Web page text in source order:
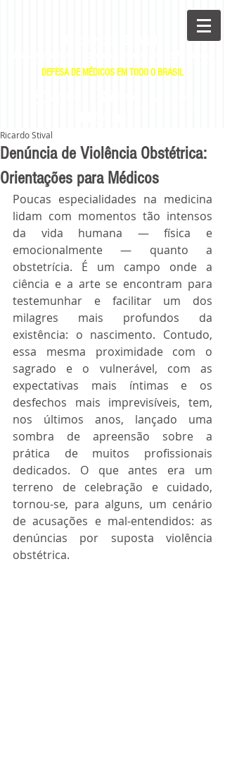
DEFESA DE MÉDICOS EM TODO O BRASIL
Denúncia de Violência Obstétrica:
Orientações para Médicos
Ricardo Stival
Poucas especialidades na medicina
lidam com momentos tão intensos
da vida humana — física e
emocionalmente — quanto a
obstetrícia. É um campo onde a
ciência e a arte se encontram para
testemunhar e facilitar um dos
milagres mais profundos da
existência: o nascimento. Contudo,
essa mesma proximidade com o
sagrado e o vulnerável, com as
expectativas mais íntimas e os
desfechos mais imprevisíveis, tem,
nos últimos anos, lançado uma
sombra de apreensão sobre a
prática de muitos profissionais
dedicados. O que antes era um
terreno de celebração e cuidado,
tornou-se, para alguns, um cenário
de acusações e mal-entendidos: as
denúncias por suposta violência
obstétrica.